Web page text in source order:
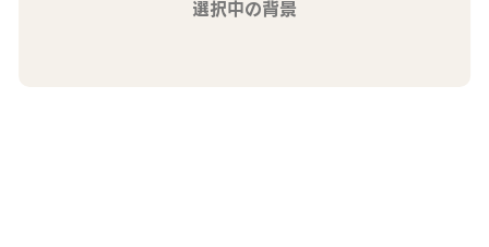
選択中の背景